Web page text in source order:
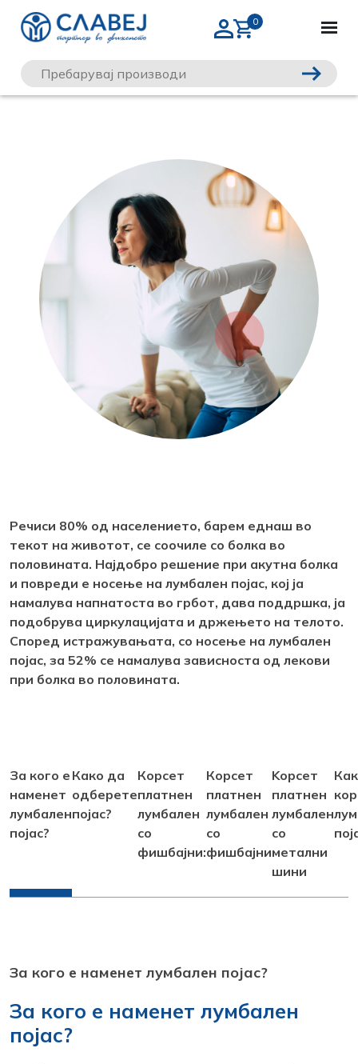
Речиси 80% од населението, барем еднаш во
текот на животот, се соочиле со болка во
половината. Најдобро решение при акутна болка
и повреди е носење на лумбален појас, кој ја
намалува напнатоста во грбот, дава поддршка, ја
подобрува циркулацијата и држењето на телото.
Според истражувањата, со носење на лумбален
појас, за 52% се намалува зависноста од лекови
при болка во половината.
За кого е
наменет
лумбален
појас?
Како да
одберете
појас?
Корсет
платнен
лумбален
со
фишбајни:
Корсет
платнен
лумбален
со
фишбајни
Kорсет
платнен
лумбален
со
метални
шини
За кого е наменет лумбален појас?
За кого е наменет лумбален
појас?